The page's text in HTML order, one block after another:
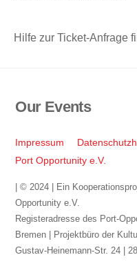
Hilfe zur Ticket-Anfrage
Our Events
Impressum
Port Opportunity e.V.
| © 2024 | Ein
Opportunity e.V.
Registeradresse des Port-
Bremen | Projektbüro der
Gustav-Heinemann-Str. 24 |